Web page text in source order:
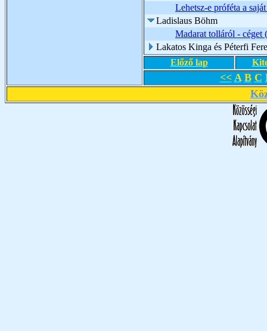
Lehetsz-e próféta a
Ladislaus Böhm
Madarat tolláról - céget
Lakatos Kinga és Péterfi
Előző lap
<< A B C